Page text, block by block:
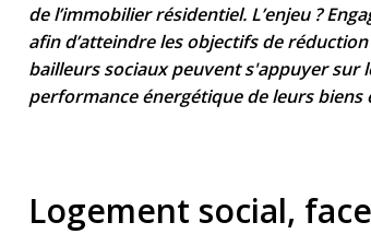
de l’immobilier résidentiel. L’enjeu ?
afin d’atteindre les objectifs de
bailleurs sociaux peuvent s'appuyer sur
performance énergétique de leurs
Logement social,